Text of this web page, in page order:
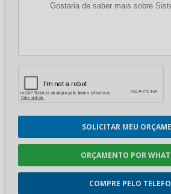
SOLICITAR MEU
ORÇAMENTO POR
COMPRE PELO